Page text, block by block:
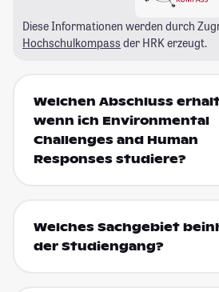
Diese Informationen werden durch
Hochschulkompass der HRK erzeugt.
Welchen Abschluss
wenn ich Environmental
Challenges and Human
Responses studiere?
Welches Sachgebiet
der Studiengang?